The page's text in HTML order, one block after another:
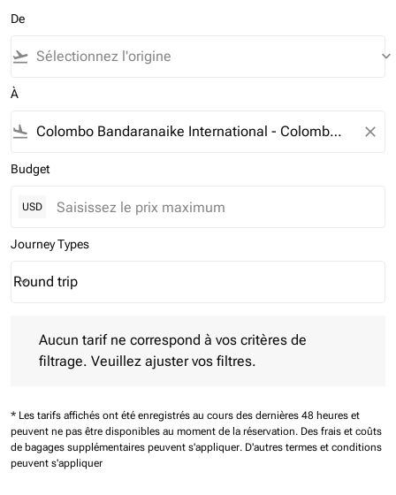
De
flight_takeoff keyboard_arrow_down
À
flight_land close
Budget
USD
Journey Types
Journey Types option Round trip Selected
Round trip
keyboard_arrow_down
Aucun tarif ne correspond à vos critères de
filtrage. Veuillez ajuster vos filtres.
* Les tarifs affichés ont été enregistrés au cours des dernières 48 heures et
peuvent ne pas être disponibles au moment de la réservation. Des frais et coûts
de bagages supplémentaires peuvent s'appliquer. D'autres termes et conditions
peuvent s'appliquer